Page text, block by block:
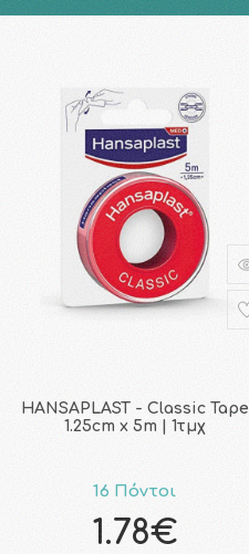
HANSAPLAST - Classic Tape
1.25cm x 5m | 1τμχ
16 Πόντοι
1.78€